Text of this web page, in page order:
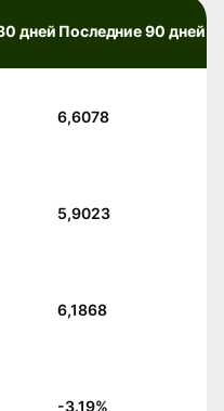
дней Последние 90 дней
6,6078
5,9023
6,1868
-3.19%